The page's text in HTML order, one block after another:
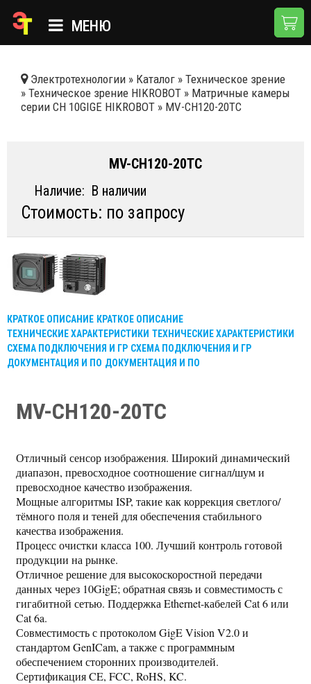
МЕНЮ
КАТАЛОГ
НОВОСТИ
ДОСТАВКА И ОПЛАТА
КОНТАКТЫ
Электротехнологии » Каталог » Техническое зрение
» Техническое зрение HIKROBOT » Матричные камеры
серии CH 10GIGE HIKROBOT » MV-CH120-20TC
MV-CH120-20TC
Наличие: В наличии
Стоимость: по запросу
КРАТКОЕ ОПИСАНИЕ КРАТКОЕ ОПИСАНИЕ
ТЕХНИЧЕСКИЕ ХАРАКТЕРИСТИКИ ТЕХНИЧЕСКИЕ ХАРАКТЕРИСТИКИ
СХЕМА ПОДКЛЮЧЕНИЯ И ГР СХЕМА ПОДКЛЮЧЕНИЯ И ГР
ДОКУМЕНТАЦИЯ И ПО ДОКУМЕНТАЦИЯ И ПО
MV-CH120-20TC
Отличный сенсор изображения. Широкий динамический
диапазон, превосходное соотношение сигнал/шум и
превосходное качество изображения.
Мощные алгоритмы ISP, такие как коррекция светлого/
тёмного поля и теней для обеспечения стабильного
качества изображения.
Процесс очистки класса 100. Лучший контроль готовой
продукции на рынке.
Отличное решение для высокоскоростной передачи
данных через 10GigE; обратная связь и совместимость с
гигабитной сетью. Поддержка Ethernet-кабелей Cat 6 или
Cat 6a.
Совместимость с протоколом GigE Vision V2.0 и
стандартом GenICam, а также с программным
обеспечением сторонних производителей.
Сертификация CE, FCC, RoHS, KC.